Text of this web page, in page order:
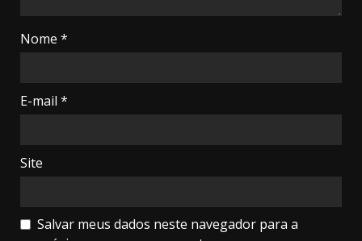
Nome *
E-mail *
Site
Salvar meus dados neste navegador para a